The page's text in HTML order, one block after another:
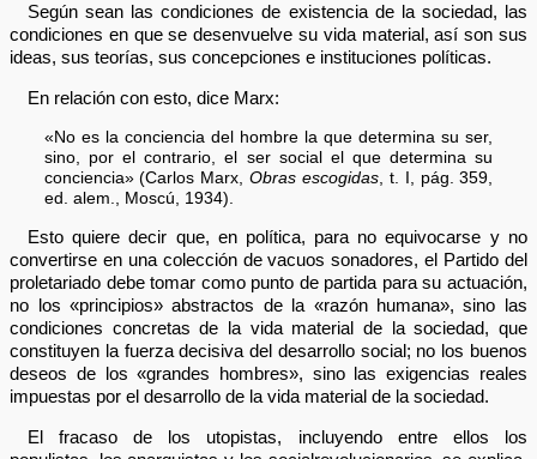
Según sean las condiciones de existencia de la sociedad, las
condiciones en que se desenvuelve su vida material, así son sus
ideas, sus teorías, sus concepciones e instituciones políticas.
En relación con esto, dice Marx:
«No es la conciencia del hombre la que determina su ser,
sino, por el contrario, el ser social el que determina su
conciencia» (Carlos Marx,Obras escogidas , t. I, pág. 359,
ed. alem., Moscú, 1934).
Esto quiere decir que, en política, para no equivocarse y no
convertirse en una colección de vacuos sonadores, el Partido del
proletariado debe tomar como punto de partida para su actuación,
no los «principios» abstractos de la «razón humana», sino las
condiciones concretas de la vida material de la sociedad, que
constituyen la fuerza decisiva del desarrollo social; no los buenos
deseos de los «grandes hombres», sino las exigencias reales
impuestas por el desarrollo de la vida material de la sociedad.
El fracaso de los utopistas, incluyendo entre ellos los